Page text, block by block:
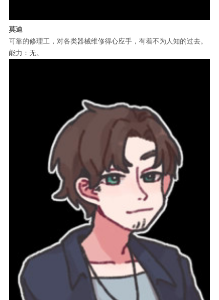
莫迪
可靠的修理工，对各类器械维修得心应手，有着不为人知的过去。
能力：无。